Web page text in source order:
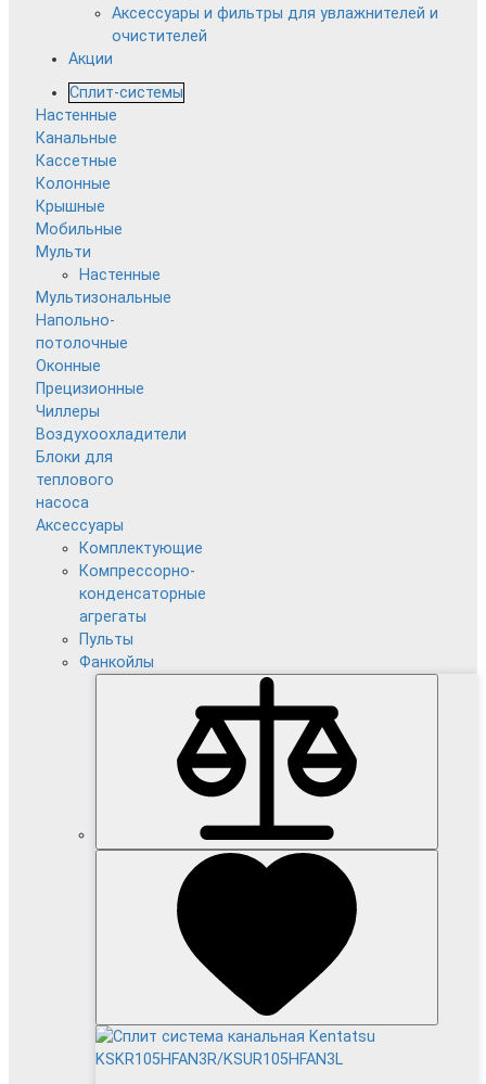
Аксессуары и фильтры для увлажнителей и
очистителей
Акции
Сплит-системы
Настенные
Канальные
Кассетные
Колонные
Крышные
Мобильные
Мульти
Настенные
Мультизональные
Напольно-
потолочные
Оконные
Прецизионные
Чиллеры
Воздухоохладители
Блоки для
теплового
насоса
Аксессуары
Комплектующие
Компрессорно-
конденсаторные
агрегаты
Пульты
Фанкойлы